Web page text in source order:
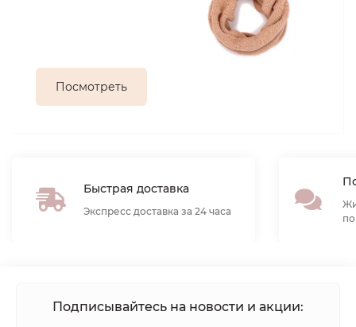
Посмотреть
Быстрая доставка
Экспресс доставка за 24 часа
Подписывайтесь на новости и акции: